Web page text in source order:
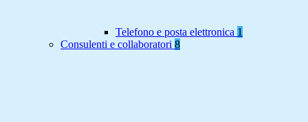
Telefono e posta elettronica 1
Consulenti e collaboratori 8